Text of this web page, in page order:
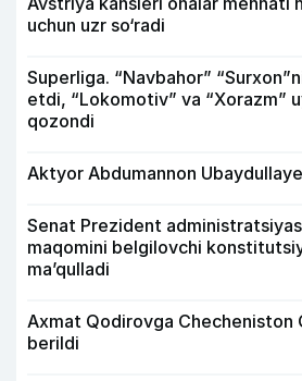
uchun uzr so‘radi
Superliga. “Navbahor”
etdi, “Lokomotiv” va “Xorazm”
qozondi
Aktyor Abdu­mannon
Senat Prezident
maqomini belgilovchi
ma’qulladi
Axmat Qodirovga Checheniston
berildi